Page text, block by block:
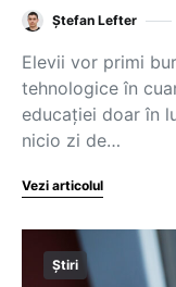
Ștefan Lefter
Elevii vor primi
tehnologice în
educației doar în
nicio zi de…
Vezi articolul
Știri